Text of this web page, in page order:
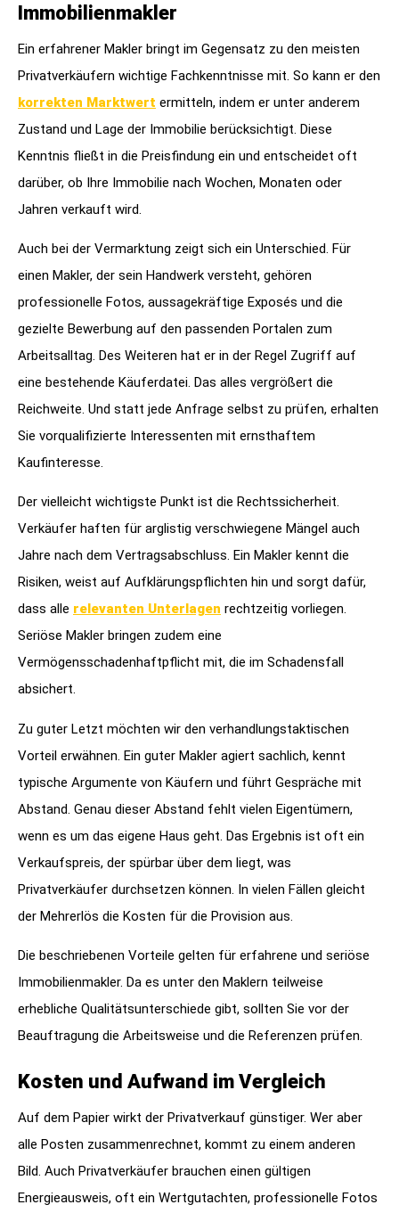
Immobilienmakler
Ein erfahrener Makler bringt im Gegensatz zu den meisten
Privatverkäufern wichtige Fachkenntnisse mit. So kann er den
korrekten Marktwert ermitteln, indem er unter anderem
Zustand und Lage der Immobilie berücksichtigt. Diese
Kenntnis fließt in die Preisfindung ein und entscheidet oft
darüber, ob Ihre Immobilie nach Wochen, Monaten oder
Jahren verkauft wird.
Auch bei der Vermarktung zeigt sich ein Unterschied. Für
einen Makler, der sein Handwerk versteht, gehören
professionelle Fotos, aussagekräftige Exposés und die
gezielte Bewerbung auf den passenden Portalen zum
Arbeitsalltag. Des Weiteren hat er in der Regel Zugriff auf
eine bestehende Käuferdatei. Das alles vergrößert die
Reichweite. Und statt jede Anfrage selbst zu prüfen, erhalten
Sie vorqualifizierte Interessenten mit ernsthaftem
Kaufinteresse.
Der vielleicht wichtigste Punkt ist die Rechtssicherheit.
Verkäufer haften für arglistig verschwiegene Mängel auch
Jahre nach dem Vertragsabschluss. Ein Makler kennt die
Risiken, weist auf Aufklärungspflichten hin und sorgt dafür,
dass alle relevanten Unterlagen rechtzeitig vorliegen.
Seriöse Makler bringen zudem eine
Vermögensschadenhaftpflicht mit, die im Schadensfall
absichert.
Zu guter Letzt möchten wir den verhandlungstaktischen
Vorteil erwähnen. Ein guter Makler agiert sachlich, kennt
typische Argumente von Käufern und führt Gespräche mit
Abstand. Genau dieser Abstand fehlt vielen Eigentümern,
wenn es um das eigene Haus geht. Das Ergebnis ist oft ein
Verkaufspreis, der spürbar über dem liegt, was
Privatverkäufer durchsetzen können. In vielen Fällen gleicht
der Mehrerlös die Kosten für die Provision aus.
Die beschriebenen Vorteile gelten für erfahrene und seriöse
Immobilienmakler. Da es unter den Maklern teilweise
erhebliche Qualitätsunterschiede gibt, sollten Sie vor der
Beauftragung die Arbeitsweise und die Referenzen prüfen.
Kosten und Aufwand im Vergleich
Auf dem Papier wirkt der Privatverkauf günstiger. Wer aber
alle Posten zusammenrechnet, kommt zu einem anderen
Bild. Auch Privatverkäufer brauchen einen gültigen
Energieausweis, oft ein Wertgutachten, professionelle Fotos